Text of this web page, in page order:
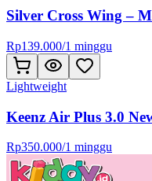
Silver Cross Wing –
Rp139.000/1 minggu
Lightweight
Keenz Air Plus 3.0
Rp350.000/1 minggu